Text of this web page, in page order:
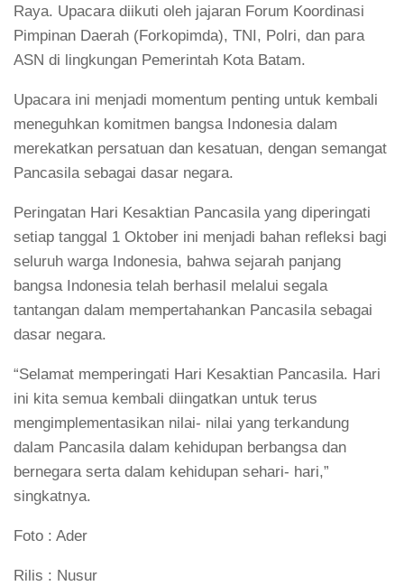
Raya. Upacara diikuti oleh jajaran Forum Koordinasi
Pimpinan Daerah (Forkopimda), TNI, Polri, dan para
ASN di lingkungan Pemerintah Kota Batam.
Upacara ini menjadi momentum penting untuk kembali
meneguhkan komitmen bangsa Indonesia dalam
merekatkan persatuan dan kesatuan, dengan semangat
Pancasila sebagai dasar negara.
Peringatan Hari Kesaktian Pancasila yang diperingati
setiap tanggal 1 Oktober ini menjadi bahan refleksi bagi
seluruh warga Indonesia, bahwa sejarah panjang
bangsa Indonesia telah berhasil melalui segala
tantangan dalam mempertahankan Pancasila sebagai
dasar negara.
“Selamat memperingati Hari Kesaktian Pancasila. Hari
ini kita semua kembali diingatkan untuk terus
mengimplementasikan nilai- nilai yang terkandung
dalam Pancasila dalam kehidupan berbangsa dan
bernegara serta dalam kehidupan sehari- hari,”
singkatnya.
Foto : Ader
Rilis : Nusur